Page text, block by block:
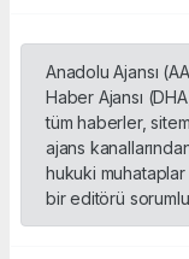
Anadolu Ajansı
Haber Ajansı
tüm haberler,
ajans
hukuki
bir editörü